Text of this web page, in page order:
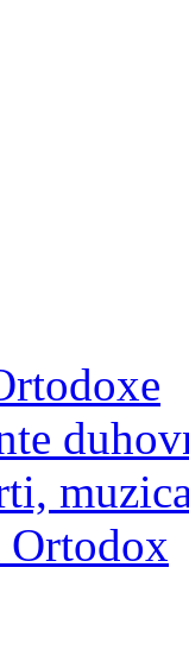
Ortodox